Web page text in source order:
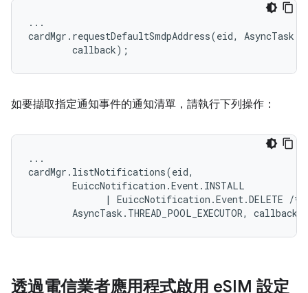
...
cardMgr.requestDefaultSmdpAddress(eid,
如要擷取指定通知事件的通知清單，請執行下列操作：
...
cardMgr.listNotifications(eid,
        EuiccNotification.Event.INSTALL
| EuiccNotification.Event.DELETE /*
透過電信業者應用程式啟用 eSIM 設定